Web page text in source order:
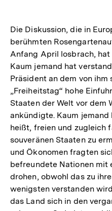
Die Diskussion, die in
berühmten
Anfang April losbrach,
Kaum jemand hat
Präsident an dem von ihm
„Freiheitstag“ hohe
Staaten der Welt vor dem
ankündigte. Kaum
heißt, freien und zugleich
souveränen Staaten zu
und Ökonomen fragten
befreundete Nationen mit
drohen, obwohl das zu
wenigsten verstanden
das Land sich in den